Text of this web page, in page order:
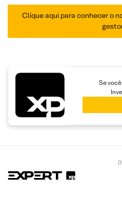
Clique aqui para conhecer o
Se